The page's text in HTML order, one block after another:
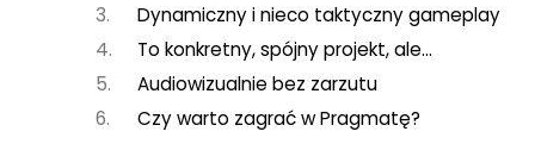
Dynamiczny i nieco taktyczny gameplay
To konkretny, spójny projekt, ale…
Audiowizualnie bez zarzutu
Czy warto zagrać w Pragmatę?